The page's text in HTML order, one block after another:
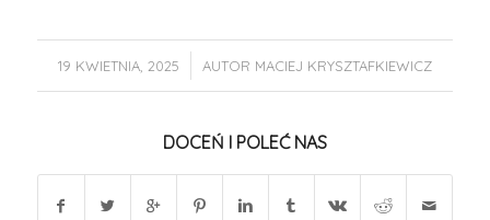
19 KWIETNIA, 2025
/ AUTOR MACIEJ KRYSZTAFKIEWICZ
DOCEŃ I POLEĆ NAS